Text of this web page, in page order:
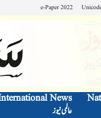
e-Paper 2022
News
عالمی نیوز